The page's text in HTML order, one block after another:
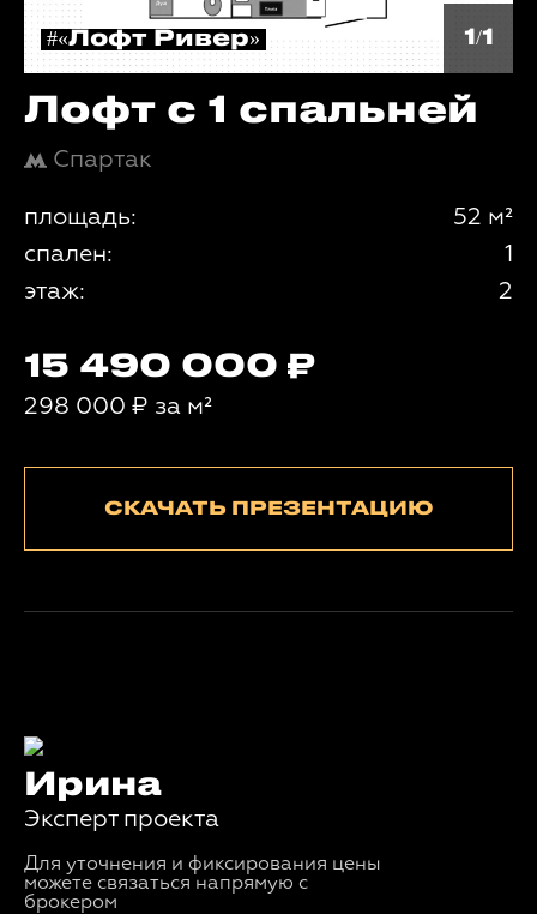
#«Лофт Ривер» 1/1
Лофт с 1 спальней
Спартак
площадь:
52 м²
спален:
1
этаж:
2
15 490 000
298 000 ₽ за м²
СКАЧАТЬ ПРЕЗЕНТАЦИЮ
Ирина
Эксперт проекта
Для уточнения и фиксирования цены
можете связаться напрямую с
брокером